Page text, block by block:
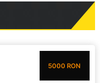
5000 RON